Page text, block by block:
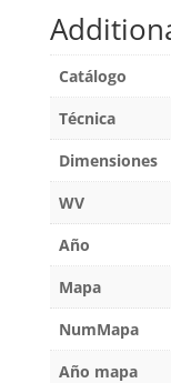
Catálogo
Técnica
Dimensiones
WV
Año
Mapa
NumMapa
Año mapa